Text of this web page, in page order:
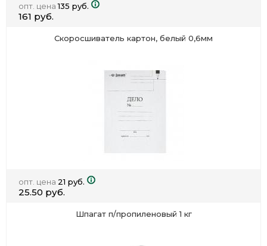
опт. цена135 руб.
161 руб.
Скоросшиватель картон, белый 0,6мм
опт. цена 21 руб.
25.50 руб.
Шпагат п/пропиленовый 1 кг